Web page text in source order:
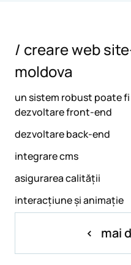
/ creare web
moldova
un sistem robust poate
dezvoltare front-end
dezvoltare back-end
integrare cms
asigurarea calității
interacțiune și animație
mai